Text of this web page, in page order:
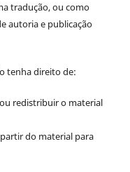
tradução, ou como
autoria e publicação
tenha direito de:
redistribuir o material
do material para